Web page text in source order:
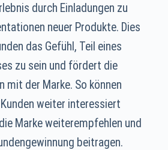
durch Einladungen zu
neuer Produkte. Dies
das Gefühl, Teil eines
zu sein und fördert die
mit der Marke. So können
weiter interessiert
Marke weiterempfehlen und
beitragen.